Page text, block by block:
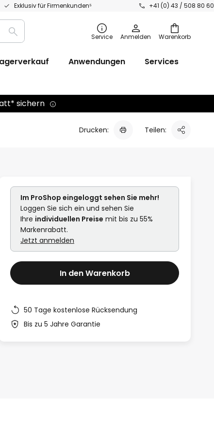
Exklusiv für Firmenkunden⁵ +41 (0) 43 / 508 80 60
Warenkorb
Suche Service Anmelden
Anwendungen
Services
sichern
Drucken: Teilen:
Im ProShop eingeloggt sehen Sie mehr!
Loggen Sie sich ein und sehen Sie
Ihre individuellen Preise mit bis zu 55%
Markenrabatt.
Jetzt anmelden
In den Warenkorb
50 Tage kostenlose Rücksendung
Bis zu 5 Jahre Garantie